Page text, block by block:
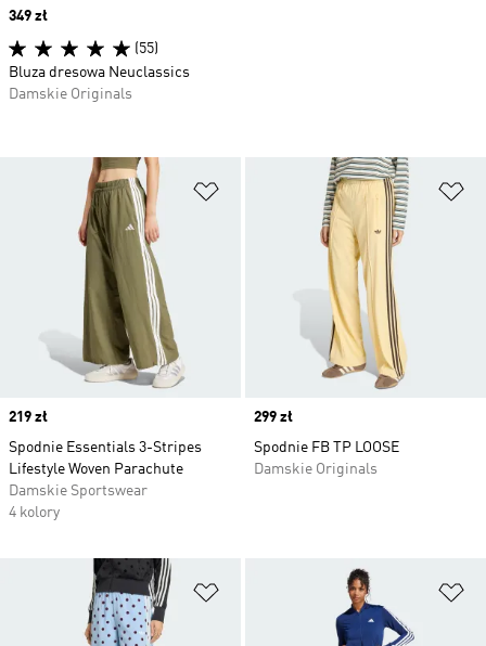
Dodaj do listy życzeń
Price
219 zł
Spodnie Essentials 3-Stripes
Lifestyle Woven Parachute
Damskie Sportswear
4 kolory
Price
299 zł
Spodnie FB TP LOOSE
Damskie Originals
Dodaj do listy życzeń
Price
349 zł
(55)
Bluza dresowa Neuclassics
Damskie Originals